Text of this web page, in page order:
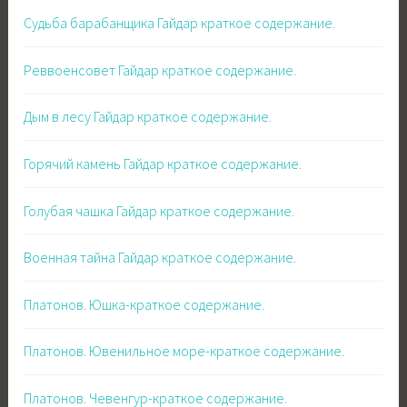
Судьба барабанщика Гайдар краткое содержание.
Реввоенсовет Гайдар краткое содержание.
Дым в лесу Гайдар краткое содержание.
Горячий камень Гайдар краткое содержание.
Голубая чашка Гайдар краткое содержание.
Военная тайна Гайдар краткое содержание.
Платонов. Юшка-краткое содержание.
Платонов. Ювенильное море-краткое содержание.
Платонов. Чевенгур-краткое содержание.